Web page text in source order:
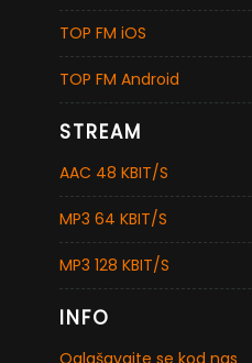
TOP FM iOS
TOP FM Android
STREAM
AAC 48 KBIT/S
MP3 64 KBIT/S
MP3 128 KBIT/S
INFO